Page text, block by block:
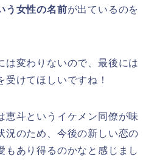
う女性の名前が出ているのを
は変わりないので、最後には
けてほしいですね！
恵斗というイケメン同僚が味
況のため、今後の新しい恋の
もあり得るのかなと感じまし